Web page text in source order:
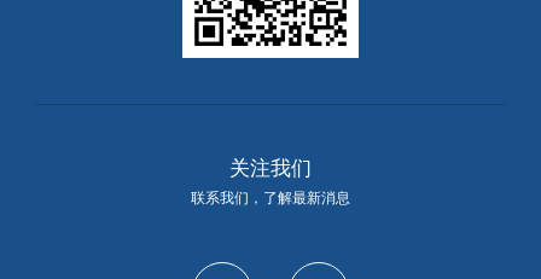
关注我们
联系我们，了解最新消息